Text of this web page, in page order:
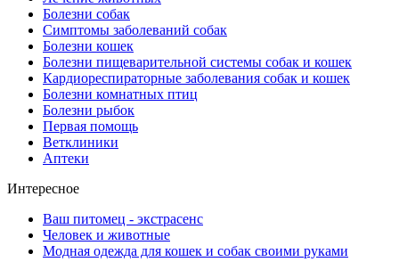
Болезни собак
Симптомы заболеваний собак
Болезни кошек
Болезни пищеварительной системы собак и кошек
Кардиореспираторные заболевания собак и кошек
Болезни комнатных птиц
Болезни рыбок
Первая помощь
Ветклиники
Аптеки
Интересное
Ваш питомец - экстрасенс
Человек и животные
Модная одежда для кошек и собак своими руками